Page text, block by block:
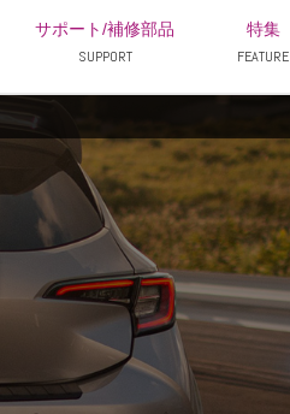
サポート/補修部品
SUPPORT
特集
FEATURE